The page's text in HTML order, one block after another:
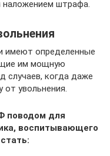
штрафа.
имеют определенные
им мощную
случаев, когда даже
увольнения.
поводом для
воспитывающего